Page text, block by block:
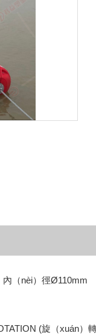
（nèi）徑Ø110mm
(旋（xuán